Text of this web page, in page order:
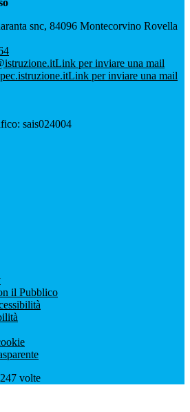
snc, 84096 Montecorvino Rovella
Link per inviare una mail
Link per inviare una mail
sais024004
il Pubblico
247 volte